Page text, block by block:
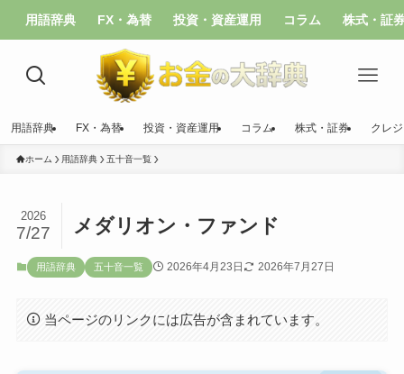
用語辞典 FX・為替 投資・資産運用 コラム 株式・証
用語辞典 FX・為替 投資・資産運用 コラム 株式・証券 クレ
ホーム 用語辞典 五十音一覧
メダリオン・ファンド
2026
7/27
用語辞典 五十音一覧 2026年4月23日 2026年7月27日
当ページのリンクには広告が含まれています。